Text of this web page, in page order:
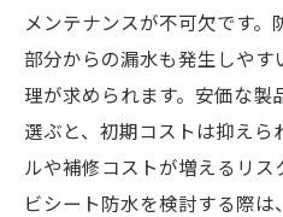
メンテナンスが不可欠です。
部分からの漏水も発生しや
理が求められます。安価な製
選ぶと、初期コストは抑え
ルや補修コストが増えるリ
ビシート防水を検討する際